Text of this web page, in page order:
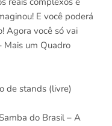
E você poderá
Agora você só vai
Mais um Quadro
de stands (livre)
do Brasil – A